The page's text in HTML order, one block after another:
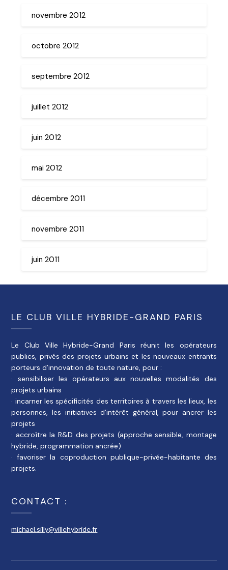
novembre 2012
octobre 2012
septembre 2012
juillet 2012
juin 2012
mai 2012
décembre 2011
novembre 2011
juin 2011
LE CLUB VILLE HYBRIDE-GRAND PARIS
Le Club Ville Hybride-Grand Paris réunit les opérateurs
publics, privés des projets urbains et les nouveaux entrants
porteurs d’innovation de toute nature, pour :
· sensibiliser les opérateurs aux nouvelles modalités des
projets urbains
· incarner les spécificités des territoires à travers les lieux, les
personnes, les initiatives d’intérêt général, pour ancrer les
projets
· accroître la R&D des projets (approche sensible, montage
hybride, programmation ancrée)
· favoriser la coproduction publique-privée-habitante des
projets.
CONTACT :
michael.silly@villehybride.fr